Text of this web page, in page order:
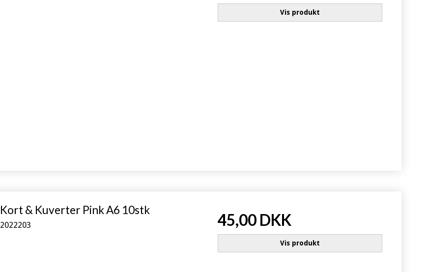
Vis produkt
Kort & Kuverter Pink A6 10stk
2022203 45,00 DKK
Vis produkt